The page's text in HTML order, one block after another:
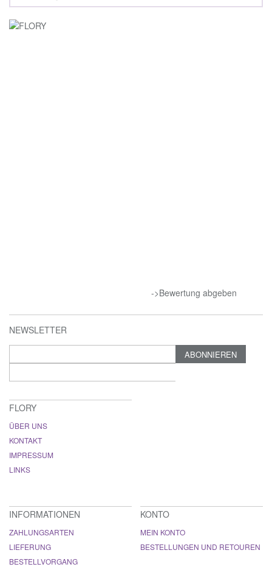
->Bewertung abgeben
NEWSLETTER
ABONNIEREN
FLORY
ÜBER UNS
KONTAKT
IMPRESSUM
LINKS
INFORMATIONEN
ZAHLUNGSARTEN
LIEFERUNG
BESTELLVORGANG
KONTO
MEIN KONTO
BESTELLUNGEN UND RETOUREN